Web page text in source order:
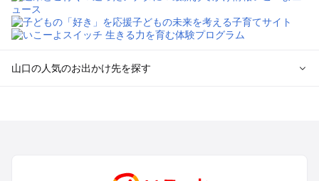
山口の人気のお出かけ先を探す